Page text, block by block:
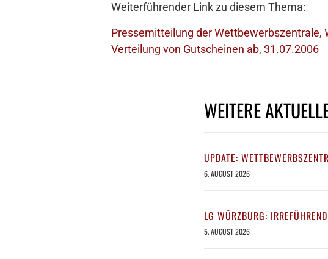
Weiterführender Link zu diesem Thema:
Pressemitteilung der
Verteilung von Gutscheinen ab, 31.07.2006
WEITERE
UPDATE:
6. AUGUST 2026
LG WÜRZBURG:
5. AUGUST 2026